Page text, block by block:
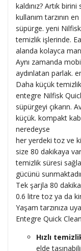
kaldınız? Artık
kullanım tarzının
süpürge. yeni
temizlik işlerinde.
alanda kolayca
Aynı zamanda
aydınlatan parlak.
Daha küçük
entegre Nilfisk
süpürgeyi çıkarın.
küçük. kompakt
neredeyse
her yerdeki toz ve
size 80 dakikaya
temizlik süresi
gücünü
Tek şarjla 80
0.6 litre toz ya da
Yaşam tarzınıza
Entegre Quick
Hızlı
elde